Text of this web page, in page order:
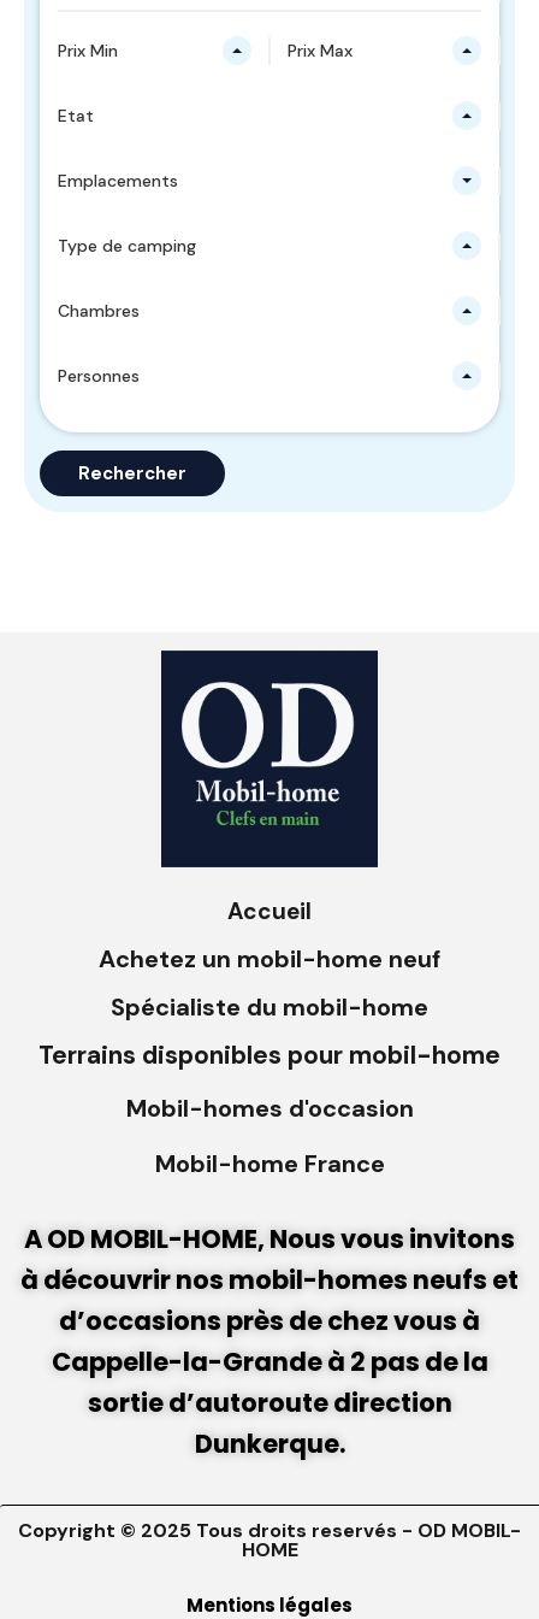
Prix Min Prix Max
Etat
Emplacements
Type de camping
Chambres
Personnes
Rechercher
Accueil
Achetez un mobil-home neuf
Spécialiste du mobil-home
Terrains disponibles pour mobil-home
Mobil-homes d'occasion
Mobil-home France
A OD MOBIL-HOME, Nous vous invitons
à découvrir nos mobil-homes neufs et
d’occasions près de chez vous à
Cappelle-la-Grande à 2 pas de la
sortie d’autoroute direction
Dunkerque.
Copyright © 2025 Tous droits reservés - OD MOBIL-
HOME
Mentions légales